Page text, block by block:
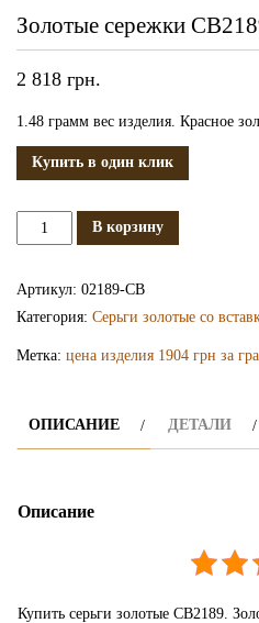
Золотые сережки
2 818 грн.
1.48 грамм вес изделия. Красное
Купить в один клик
КоличествоВ корзину
Артикул: 02189-СВ
Категория: Серьги золотые со
Метка: цена изделия 1904 грн за
ОПИСАНИЕ ДЕТАЛИ
Описание
Купить серьги золотые СВ2189.